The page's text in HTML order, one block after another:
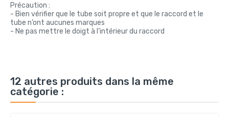
Précaution :
- Bien vérifier que le tube soit propre et que le raccord et le
tube n’ont aucunes marques
- Ne pas mettre le doigt à l’intérieur du raccord
12 autres produits dans la même
catégorie :